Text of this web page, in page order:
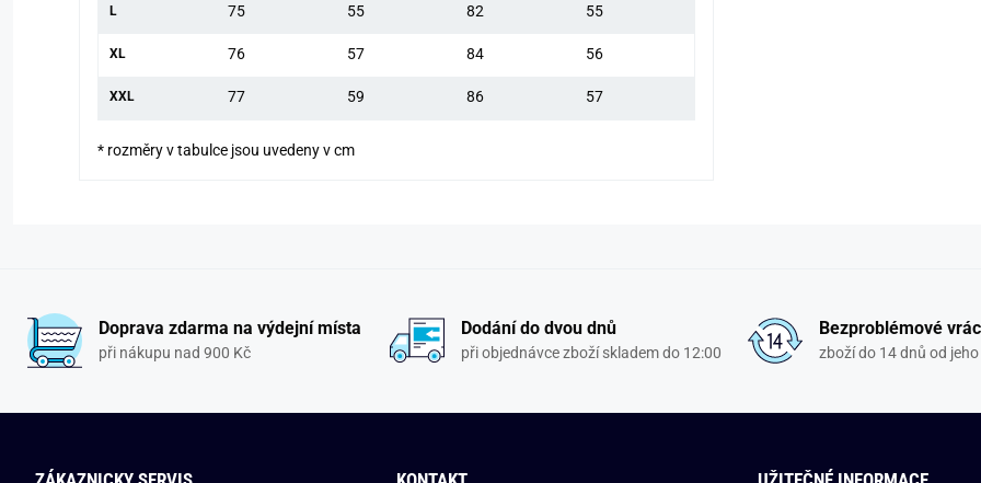
L 75 55 82 55
XL 76 57 84 56
XXL 77 59 86 57
* rozměry v tabulce jsou uvedeny v cm
Doprava zdarma na výdejní místa
při nákupu nad 900 Kč
Dodání do dvou dnů
při objednávce zboží skladem do 12:00
Bezproblémové
zboží do 14 dnů od